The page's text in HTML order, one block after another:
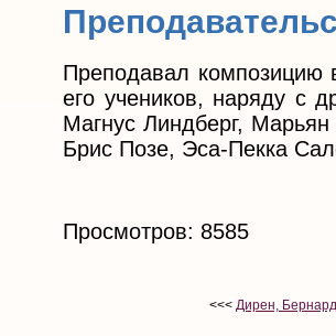
Преподавал
его учеников, наряду с
Магнус Линдберг,
Брис Позе, Эса-Пекка
Просмотров: 8585
<<< Дирен,